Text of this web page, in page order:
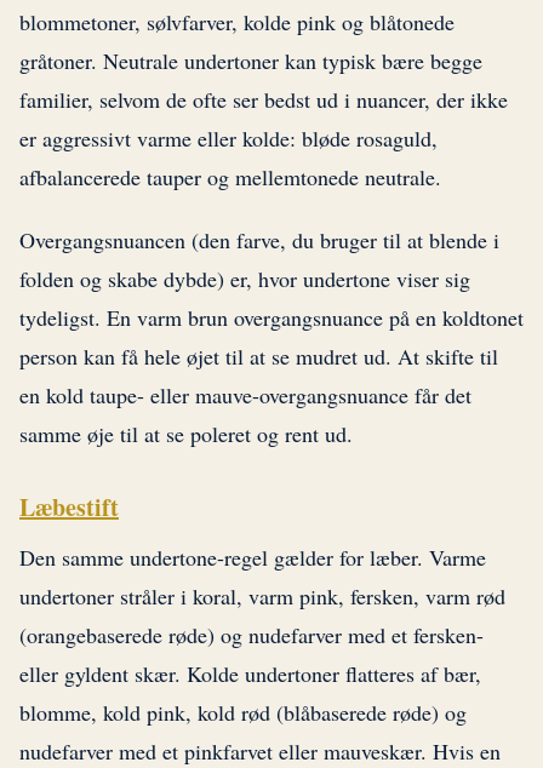
blommetoner, sølvfarver, kolde pink og blåtonede
gråtoner. Neutrale undertoner kan typisk bære begge
familier, selvom de ofte ser bedst ud i nuancer, der ikke
er aggressivt varme eller kolde: bløde rosaguld,
afbalancerede tauper og mellemtonede neutrale.
Overgangsnuancen (den farve, du bruger til at blende i
folden og skabe dybde) er, hvor undertone viser sig
tydeligst. En varm brun overgangsnuance på en koldtonet
person kan få hele øjet til at se mudret ud. At skifte til
en kold taupe- eller mauve-overgangsnuance får det
samme øje til at se poleret og rent ud.
Læbestift
Den samme undertone-regel gælder for læber. Varme
undertoner stråler i koral, varm pink, fersken, varm rød
(orangebaserede røde) og nudefarver med et fersken-
eller gyldent skær. Kolde undertoner flatteres af bær,
blomme, kold pink, kold rød (blåbaserede røde) og
nudefarver med et pinkfarvet eller mauveskær. Hvis en